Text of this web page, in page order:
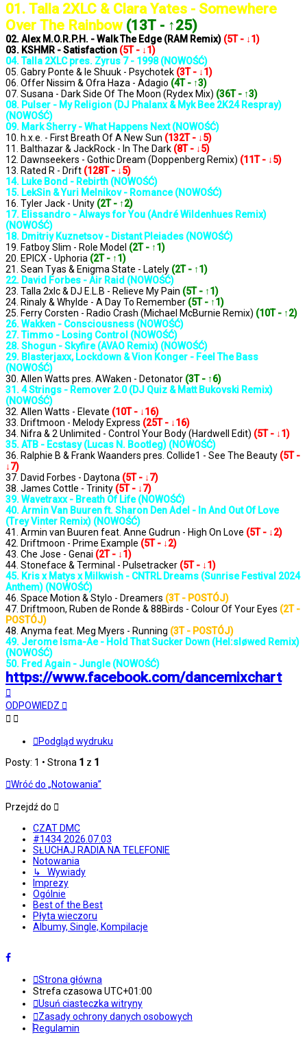
01. Talla 2XLC & Clara Yates - Somewhere
Over The Rainbow (13T - ↑25)
02. Alex M.O.R.P.H. - Walk The Edge (RAM Remix) (5T - ↓1)
03. KSHMR - Satisfaction (5T - ↓1)
04. Talla 2XLC pres. Zyrus 7 - 1998 (NOWOŚĆ)
05. Gabry Ponte & le Shuuk - Psychotek (3T - ↓1)
06. Offer Nissim & Ofra Haza - Adagio (4T - ↑3)
07. Susana - Dark Side Of The Moon (Rydex Mix) (36T - ↑3)
08. Pulser - My Religion (DJ Phalanx & Myk Bee 2K24 Respray)
(NOWOŚĆ)
09. Mark Sherry - What Happens Next (NOWOŚĆ)
10. h.x.e. - First Breath Of A New Sun (132T - ↓5)
11. Balthazar & JackRock - In The Dark (8T - ↓5)
12. Dawnseekers - Gothic Dream (Doppenberg Remix) (11T - ↓5)
13. Rated R - Drift (128T - ↓5)
14. Luke Bond - Rebirth (NOWOŚĆ)
15. LekSin & Yuri Melnikov - Romance (NOWOŚĆ)
16. Tyler Jack - Unity (2T - ↑2)
17. Elissandro - Always for You (André Wildenhues Remix)
(NOWOŚĆ)
18. Dmitriy Kuznetsov - Distant Pleiades (NOWOŚĆ)
19. Fatboy Slim - Role Model (2T - ↑1)
20. EPICX - Uphoria (2T - ↑1)
21. Sean Tyas & Enigma State - Lately (2T - ↑1)
22. David Forbes - Air Raid (NOWOŚĆ)
23. Talla 2xlc & DJ E.L.B - Relieve My Pain (5T - ↑1)
24. Rinaly & Whylde - A Day To Remember (5T - ↑1)
25. Ferry Corsten - Radio Crash (Michael McBurnie Remix) (10T - ↑2)
26. Wakken - Consciousness (NOWOŚĆ)
27. Timmo - Losing Control (NOWOŚĆ)
28. Shogun - Skyfire (AVAO Remix) (NOWOŚĆ)
29. Blasterjaxx, Lockdown & Vion Konger - Feel The Bass
(NOWOŚĆ)
30. Allen Watts pres. AWaken - Detonator (3T - ↑6)
31. 4 Strings - Remover 2.0 (DJ Quiz & Matt Bukovski Remix)
(NOWOŚĆ)
32. Allen Watts - Elevate (10T - ↓16)
33. Driftmoon - Melody Express (25T - ↓16)
34. Nifra & 2 Unlimited - Control Your Body (Hardwell Edit) (5T - ↓1)
35. ATB - Ecstasy (Lucas N. Bootleg) (NOWOŚĆ)
36. Ralphie B & Frank Waanders pres. Collide1 - See The Beauty (5T -
↓7)
37. David Forbes - Daytona (5T - ↓7)
38. James Cottle - Trinity (5T - ↓7)
39. Wavetraxx - Breath Of Life (NOWOŚĆ)
40. Armin Van Buuren ft. Sharon Den Adel - In And Out Of Love
(Trey Vinter Remix) (NOWOŚĆ)
41. Armin van Buuren feat. Anne Gudrun - High On Love (5T - ↓2)
42. Driftmoon - Prime Example (5T - ↓2)
43. Che Jose - Genai (2T - ↓1)
44. Stoneface & Terminal - Pulsetracker (5T - ↓1)
45. Kris x Matys x Milkwish - CNTRL Dreams (Sunrise Festival 2024
Anthem) (NOWOŚĆ)
46. Space Motion & Stylo - Dreamers (3T - POSTÓJ)
47. Driftmoon, Ruben de Ronde & 88Birds - Colour Of Your Eyes (2T -
POSTÓJ)
48. Anyma feat. Meg Myers - Running (3T - POSTÓJ)
49. Jerome Isma-Ae - Hold That Sucker Down (Hel:sløwed Remix)
(NOWOŚĆ)
50. Fred Again - Jungle (NOWOŚĆ)
https://www.facebook.com/dancemixchart
górę
ODPOWIEDZ
Podgląd wydruku
Posty: 1 • Strona 1 z 1
Wróć do „Notowania”
Przejdź do
CZAT DMC
#1434 2026.07.03
SŁUCHAJ RADIA NA TELEFONIE
Notowania
↳ Wywiady
Imprezy
Ogólnie
Best of the Best
Płyta wieczoru
Albumy, Single, Kompilacje
Strona główna
Strefa czasowaUTC+01:00
Usuń ciasteczka witryny
Zasady ochrony danych osobowych
Regulamin